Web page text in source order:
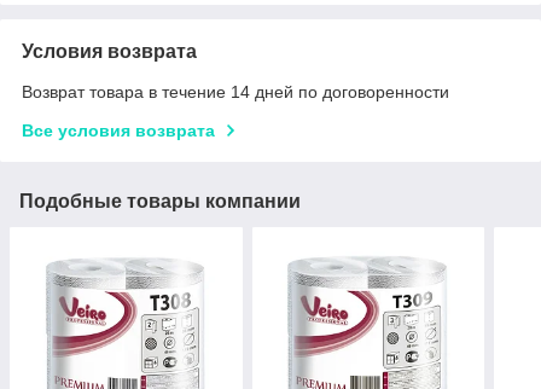
Условия возврата
Возврат товара в течение 14 дней по договоренности
Все условия возврата
Подобные товары компании